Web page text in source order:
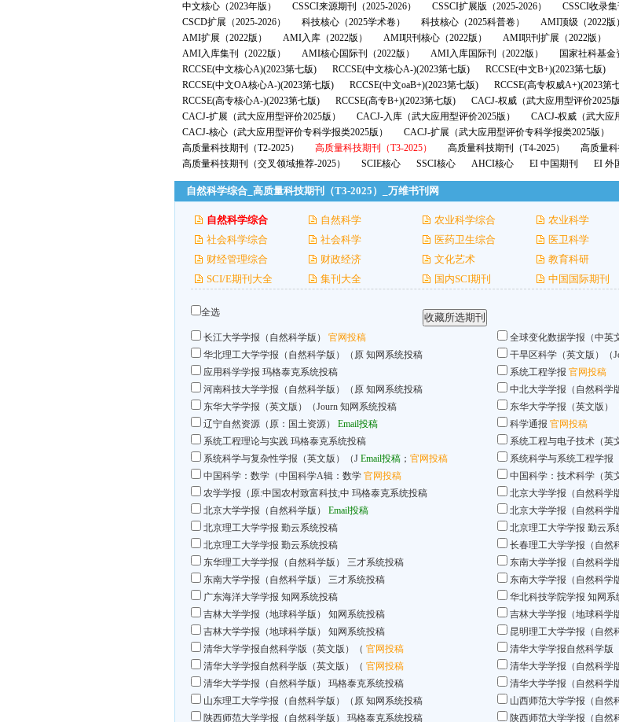
中文核心（2023年版） CSSCI来源期刊（2025-2026） CSSCI扩展版（2025-2026） CSSCI收录集
CSCD扩展（2025-2026）
科技核心（2025学术卷） 科技核心（2025科普卷） AMI顶级（2022版）
AMI扩展（2022版）
AMI入库（2022版） AMI职刊核心（2022版） AMI职刊扩展（2022版）
AMI入库集刊（2022版）
AMI核心国际刊（2022版） AMI入库国际刊（2022版） 国家社科基金
RCCSE(中文核心A)(2023第七版)
RCCSE(中文核心A-)(2023第七版) RCCSE(中文B+)(2023第七版)
RCCSE(中文OA核心A-)(2023第七版)
RCCSE(中文oaB+)(2023第七版) RCCSE(高专权威A+)(2023第
RCCSE(高专核心A-)(2023第七版)
RCCSE(高专B+)(2023第七版) CACJ-权威（武大应用型评价2025版
CACJ-扩展（武大应用型评价2025版）
CACJ-入库（武大应用型评价2025版）
CACJ-权威（武大应
CACJ-核心（武大应用型评价专科学报类2025版）
CACJ-扩展（武大应用型评价专科学报类2025版）
高质量科技期刊（T2-2025）
高质量科技期刊（T3-2025） 高质量科技期刊（T4-2025）
高质量科
高质量科技期刊（交叉领域推荐-2025）
SCIE核心 SSCI核心 AHCI核心 EI 中国期刊 EI 外
自然科学综合_高质量科技期刊（T3-2025）_万维书刊网
自然科学综合 自然科学 农业科学综合 农业科学
社会科学综合
社会科学 医药卫生综合 医卫科学
财经管理综合
财政经济 文化艺术 教育科研
SCI/E期刊大全
集刊大全 国内SCI期刊 中国国际期刊
全选
长江大学学报（自然科学版） 官网投稿 全球变化数据学报（中英
华北理工大学学报（自然科学版）（原 知网系统投稿 干旱区科学（英文版）（
应用科学学报 玛格泰克系统投稿 系统工程学报 官网投稿
河南科技大学学报（自然科学版）（原 知网系统投稿 中北大学学报（自然科学
东华大学学报（英文版）（Journ 知网系统投稿 东华大学学报（英文版）
辽宁自然资源（原：国土资源）
Email投稿 科学通报 官网投稿
系统工程理论与实践 玛格泰克系统投稿 系统工程与电子技术（英
系统科学与复杂性学报（英文版）（J Email投稿 ； 官网投稿 系统科学与系统工程学报
中国科学：数学（中国科学A辑：数学 官网投稿 中国科学：技术科学（英
农学学报（原:中国农村致富科技;中 玛格泰克系统投稿 北京大学学报（自然科学
北京大学学报（自然科学版）
Email投稿 北京大学学报（自然科学
北京理工大学学报 勤云系统投稿 北京理工大学学报 勤云系
北京理工大学学报 勤云系统投稿 长春理工大学学报（自然
东华理工大学学报（自然科学版）
三才系统投稿 东南大学学报（自然科学
东南大学学报（自然科学版）
三才系统投稿 东南大学学报（自然科学
广东海洋大学学报 知网系统投稿 华北科技学院学报 知网系
吉林大学学报（地球科学版）
知网系统投稿 吉林大学学报（地球科学
吉林大学学报（地球科学版）
知网系统投稿 昆明理工大学学报（自然
清华大学学报自然科学版（英文版）（ 官网投稿 清华大学学报自然科学版
清华大学学报自然科学版（英文版）（ 官网投稿 清华大学学报（自然科学
清华大学学报（自然科学版）
玛格泰克系统投稿 清华大学学报（自然科学
山东理工大学学报（自然科学版）（原 知网系统投稿 山西师范大学学报（自然
陕西师范大学学报（自然科学版）
玛格泰克系统投稿 陕西师范大学学报（自然